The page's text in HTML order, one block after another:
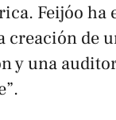
Feijóo ha
creación de
y una